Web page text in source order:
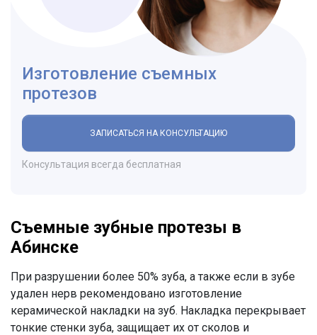
Изготовление съемных
протезов
ЗАПИСАТЬСЯ НА КОНСУЛЬТАЦИЮ
Консультация всегда бесплатная
Съемные зубные протезы в
Абинске
При разрушении более 50% зуба, а также если в зубе
удален нерв рекомендовано изготовление
керамической накладки на зуб. Накладка перекрывает
тонкие стенки зуба, защищает их от сколов и